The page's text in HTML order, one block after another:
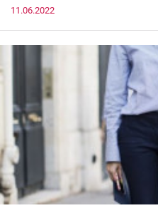
11.06.2022